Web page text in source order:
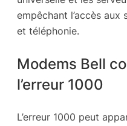
empêchant l’accès
et téléphonie.
Modems Bell
l’erreur 1000
L’erreur 1000 peut